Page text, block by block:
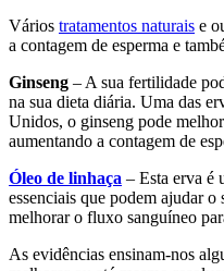
Vários tratamentos naturais e
a contagem de esperma e
Ginseng – A sua fertilidade
na sua dieta diária. Uma das
Unidos, o ginseng pode
aumentando a contagem de
Óleo de linhaça – Esta erva é
essenciais que podem ajudar o
melhorar o fluxo sanguíneo
As evidências ensinam-nos